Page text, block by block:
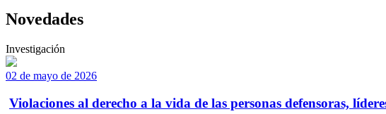
Novedades
Investigación
02 de mayo de 2026
Violaciones al derecho a la vida de las personas defensoras,